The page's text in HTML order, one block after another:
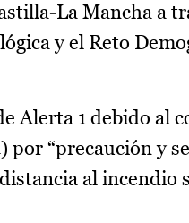
La Mancha a
y el Reto
Alerta 1 debido al
“precaución y
al incendio